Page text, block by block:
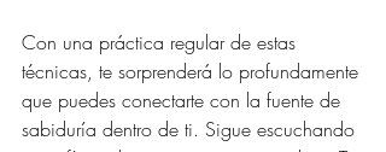
Con una práctica regular de estas
técnicas, te sorprenderá lo profundamente
que puedes conectarte con la fuente de
sabiduría dentro de ti. Sigue escuchando